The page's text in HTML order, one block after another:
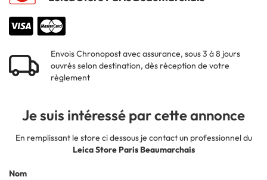
Envois Chronopost avec assurance, sous 3 à 8 jours
ouvrés selon destination, dès réception de votre
règlement
Je suis intéressé par cette annonce
En remplissant le store ci dessous je contact un professionnel du
Leica Store Paris Beaumarchais
Nom